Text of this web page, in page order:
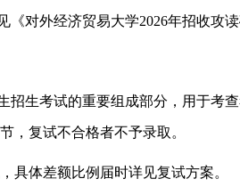
《对外经济贸易大学2026年招收攻
招生考试的重要组成部分，用于考
，复试不合格者不予录取。
具体差额比例届时详见复试方案。